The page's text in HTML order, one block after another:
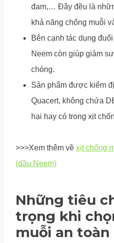
đam,… Đây đều là
khả năng chống muỗi
Bên cạnh tác dụng
Neem còn giúp giảm
chóng.
Sản phẩm được kiểm
Quacert, không chứa
hại hay có trong xịt
>>>Xem thêm về xịt chống
(dầu Neem)
Những tiêu
trọng khi
muỗi an toàn